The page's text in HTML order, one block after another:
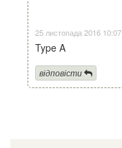
25 листопада 2016 10:07
Type A
відповісти